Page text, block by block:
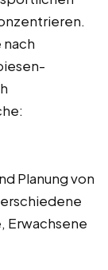
Planung von
Erwachsene